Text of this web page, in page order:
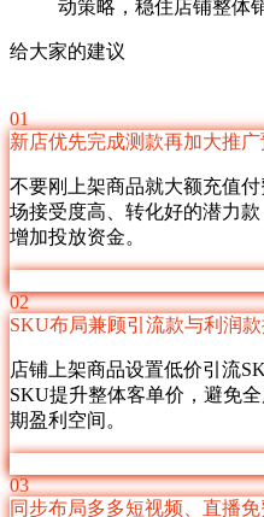
动策略，稳住店铺整体
给大家的建议
01
新店优先完成测款再加大推
不要刚上架商品就大额充值
场接受度高、转化好的潜力
增加投放资金。
02
SKU布局兼顾引流款与利润
店铺上架商品设置低价引流
SKU提升整体客单价，避免
期盈利空间。
03
同步布局多多短视频、直播